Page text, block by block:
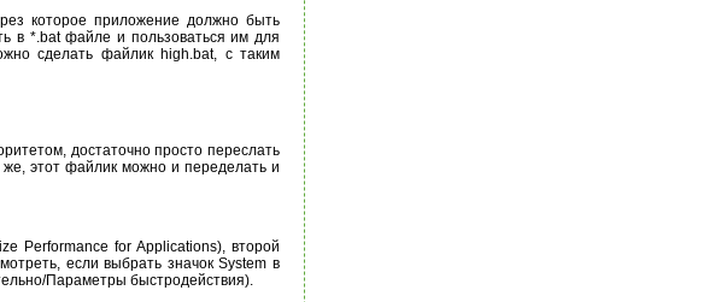
которое приложение должно быть
в *.bat файле и пользоваться им для
сделать файлик high.bat, с таким
достаточно просто переслать
этот файлик можно и переделать и
Performance for Applications), второй
если выбрать значок System в
Параметры быстродействия).